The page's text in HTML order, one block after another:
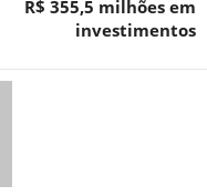
R$ 355,5 milhões em
investimentos